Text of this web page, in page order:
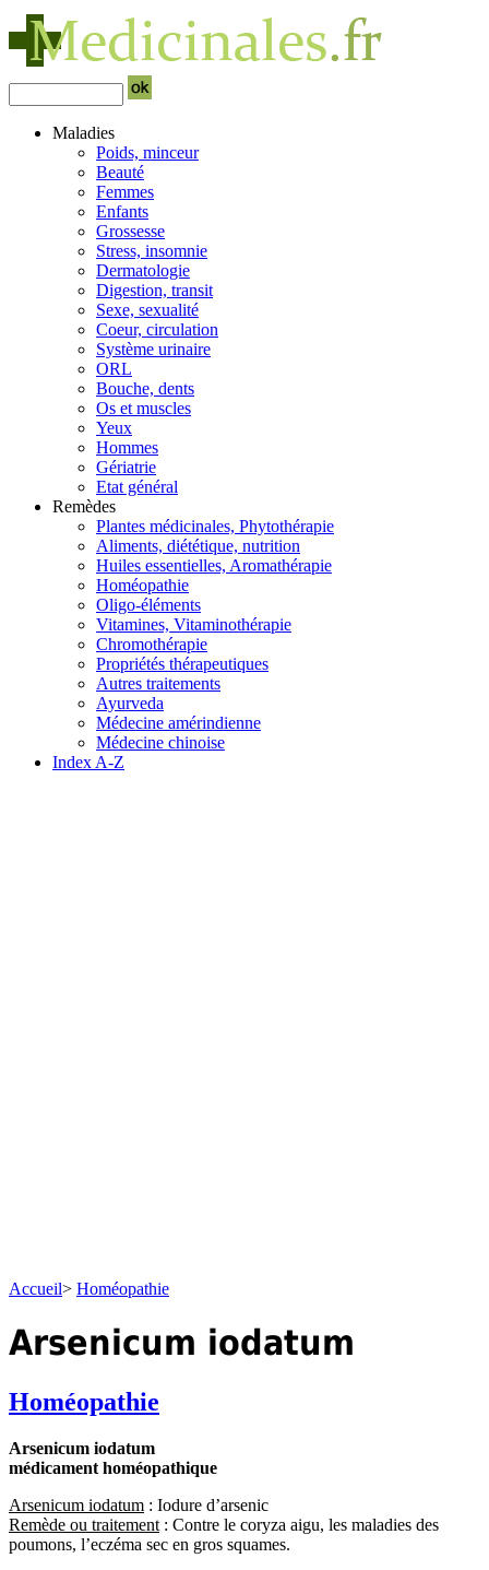
Maladies
Poids, minceur
Beauté
Femmes
Enfants
Grossesse
Stress, insomnie
Dermatologie
Digestion, transit
Sexe, sexualité
Coeur, circulation
Système urinaire
ORL
Bouche, dents
Os et muscles
Yeux
Hommes
Gériatrie
Etat général
Remèdes
Plantes médicinales, Phytothérapie
Aliments, diététique, nutrition
Huiles essentielles, Aromathérapie
Homéopathie
Oligo-éléments
Vitamines, Vitaminothérapie
Chromothérapie
Propriétés thérapeutiques
Autres traitements
Ayurveda
Médecine amérindienne
Médecine chinoise
Index A-Z
Accueil> Homéopathie
Arsenicum iodatum
Homéopathie
Arsenicum iodatum
médicament homéopathique
Arsenicum iodatum : Iodure d’arsenic
Remède ou traitement : Contre le coryza aigu, les maladies des
poumons, l’eczéma sec en gros squames.